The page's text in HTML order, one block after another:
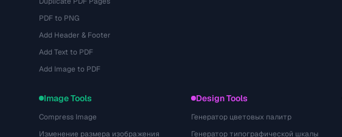
PDF to PNG
Add Header & Footer
Add Text to PDF
Add Image to PDF
Image Tools
Compress Image
Изменение размера изображения
Design Tools
Генератор цветовых палитр
Генератор типографической шкалы